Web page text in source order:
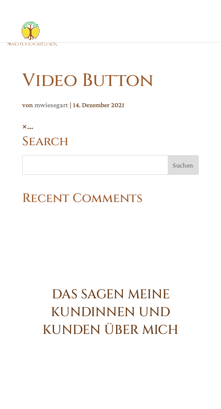
Video Button
von mwiesegart| 14. Dezember 2021
×...
Search
Recent Comments
DAS SAGEN MEINE
KUNDINNEN UND
KUNDEN ÜBER MICH